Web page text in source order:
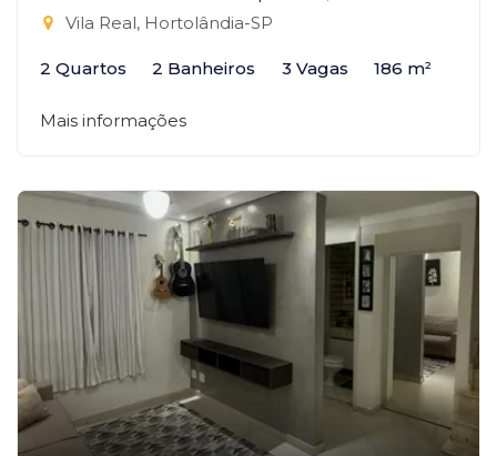
Vila Real, Hortolândia-SP
2 Quartos 2 Banheiros 3 Vagas 186 m²
Mais informações